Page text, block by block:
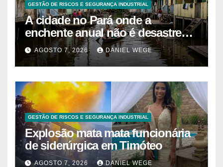
GESTÃO DE RISCOS E SEGURANÇA INDUSTRIAL
A cidade no Pará onde a
enchente anual não é desastre
mas calendário, as casas são
projetadas com o primeiro andar
descartável, o comércio sobe as
prateleiras 1,5 metro toda vez que
o rio avisa, e o pedreiro que
constrói nessa lógica há 40 anos
explica que a argamassa de baixo
é propositalmente mais fraca
para que a água quebre só o que
precisa ser quebrado
AGOSTO 7, 2026 DANIEL WEGE
GESTÃO DE RISCOS E SEGURANÇA INDUSTRIAL
Explosão mata mata funcionária
de siderúrgica em Timóteo
AGOSTO 7, 2026 DANIEL WEGE